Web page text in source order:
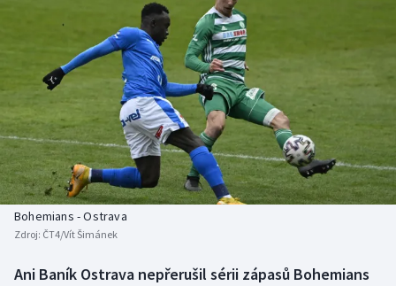
DALŠÍ SPORTY
Americký fotbal
Baseball a softbal
Basketbal
Biatlon
NEPŘEHLÉDNĚTE
Soutěže
Historické návraty
Aplikace ČT sport
Bohemians - Ostrava
Zdroj: ČT4/Vít Šimánek
Ani Baník Ostrava nepřerušil sérii zápasů Bohemians